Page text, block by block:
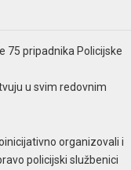
75 pripadnika Policijske
u svim redovnim
organizovali i
policijski službenici